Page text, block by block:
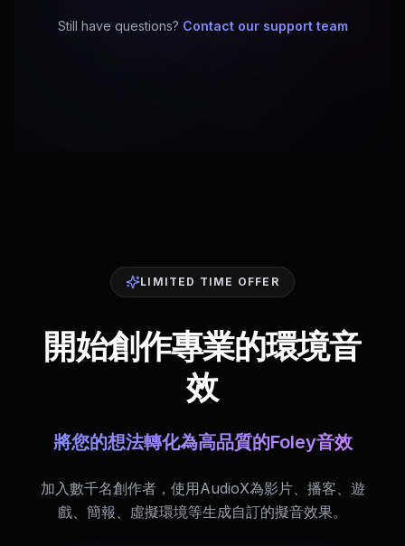
Still have questions? Contact our support team
LIMITED TIME OFFER
開始創作專業的環境音
效
將您的想法轉化為高品質的Foley音效
加入數千名創作者，使用AudioX為影片、播客、遊
戲、簡報、虛擬環境等生成自訂的擬音效果。